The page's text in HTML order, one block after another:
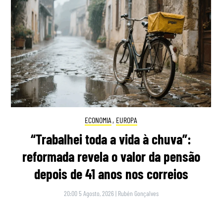
ECONOMIA , EUROPA
“Trabalhei toda a vida à chuva”:
reformada revela o valor da pensão
depois de 41 anos nos correios
20:00 5 Agosto, 2026 | Rubén Gonçalves